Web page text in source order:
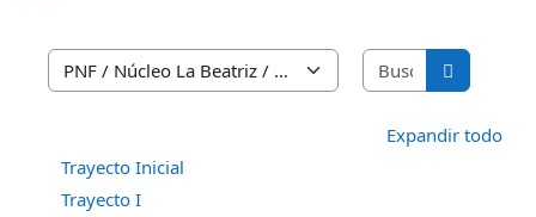
Categorías
Buscar
Buscar
Expandir todo
Trayecto Inicial
Trayecto I